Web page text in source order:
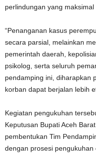
perlindungan yang
“Penanganan kasus
secara parsial, melainkan
pemerintah daerah,
psikolog, serta seluruh
pendamping ini, diharapkan
korban dapat berjalan lebih
Kegiatan pengukuhan
Keputusan Bupati Aceh
pembentukan Tim
dengan prosesi pengukuhan